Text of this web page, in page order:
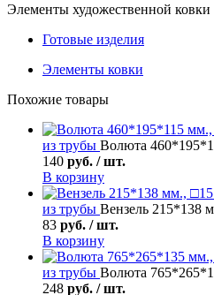
Элементы художественной ковки
Готовые изделия
Элементы ковки
Похожие товары
из трубы Волюта
140 руб. / шт.
В корзину
из трубы Вензель 215*138
83 руб. / шт.
В корзину
из трубы Волюта
248 руб. / шт.